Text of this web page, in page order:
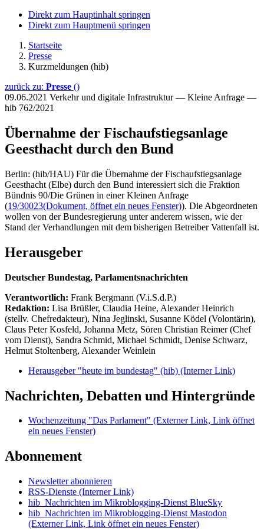
Direkt zum Hauptinhalt springen
Direkt zum Hauptmenü springen
Startseite
Presse
Kurzmeldungen (hib)
zurück zu: Presse ()
09.06.2021 Verkehr und digitale Infrastruktur — Kleine Anfrage —
hib 762/2021
Übernahme der Fischaufstiegsanlage
Geesthacht durch den Bund
Berlin: (hib/HAU) Für die Übernahme der Fischaufstiegsanlage
Geesthacht (Elbe) durch den Bund interessiert sich die Fraktion
Bündnis 90/Die Grünen in einer Kleinen Anfrage
(19/30023(Dokument, öffnet ein neues Fenster)). Die Abgeordneten
wollen von der Bundesregierung unter anderem wissen, wie der
Stand der Verhandlungen mit dem bisherigen Betreiber Vattenfall ist.
Herausgeber
Deutscher Bundestag, Parlamentsnachrichten
Verantwortlich: Frank Bergmann (V.i.S.d.P.)
Redaktion: Lisa Brüßler, Claudia Heine, Alexander Heinrich
(stellv. Chefredakteur), Nina Jeglinski, Susanne Ködel (Volontärin),
Claus Peter Kosfeld, Johanna Metz, Sören Christian Reimer (Chef
vom Dienst), Sandra Schmid, Michael Schmidt, Denise Schwarz,
Helmut Stoltenberg, Alexander Weinlein
Herausgeber "heute im bundestag" (hib) (Interner Link)
Nachrichten, Debatten und Hintergründe
Wochenzeitung "Das Parlament" (Externer Link, Link öffnet
ein neues Fenster)
Abonnement
Newsletter abonnieren
RSS-Dienste (Interner Link)
hib_Nachrichten im Mikroblogging-Dienst BlueSky
hib_Nachrichten im Mikroblogging-Dienst Mastodon
(Externer Link, Link öffnet ein neues Fenster)